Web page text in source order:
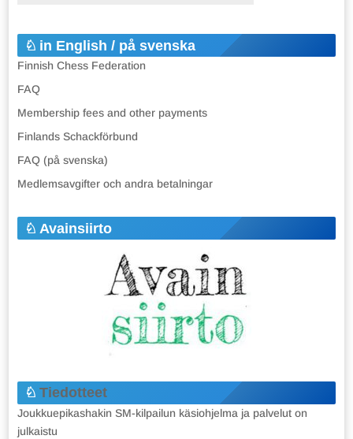
in English / på svenska
Finnish Chess Federation
FAQ
Membership fees and other payments
Finlands Schackförbund
FAQ (på svenska)
Medlemsavgifter och andra betalningar
Avainsiirto
Tiedotteet
Joukkuepikashakin SM-kilpailun käsiohjelma ja palvelut on
julkaistu